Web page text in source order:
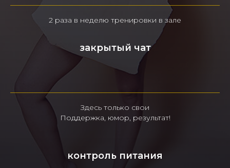
2 раза в неделю тренировки в зале
закрытый чат
Здесь только свои
Поддержка, юмор, результат!
контроль питания